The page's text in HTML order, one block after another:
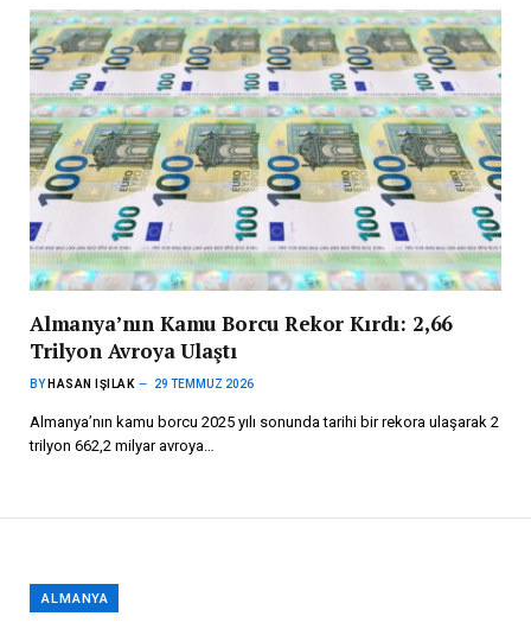
Almanya’nın Kamu Borcu Rekor Kırdı: 2,66
Trilyon Avroya Ulaştı
BY HASAN IŞILAK 29 TEMMUZ 2026
Almanya’nın kamu borcu 2025 yılı sonunda tarihi bir rekora ulaşarak 2
trilyon 662,2 milyar avroya…
ALMANYA